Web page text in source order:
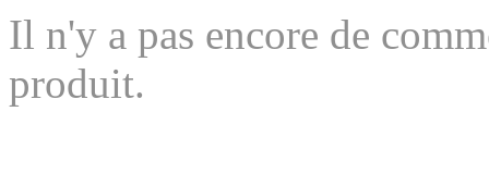
Il n'y a pas encore de
produit.